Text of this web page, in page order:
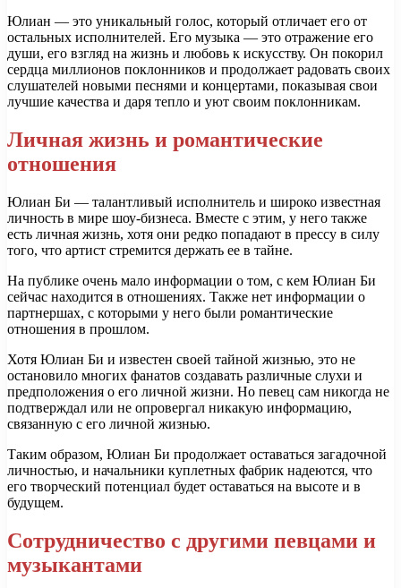
Юлиан — это уникальный голос, который отличает его от
остальных исполнителей. Его музыка — это отражение его
души, его взгляд на жизнь и любовь к искусству. Он покорил
сердца миллионов поклонников и продолжает радовать своих
слушателей новыми песнями и концертами, показывая свои
лучшие качества и даря тепло и уют своим поклонникам.
Личная жизнь и романтические
отношения
Юлиан Би — талантливый исполнитель и широко известная
личность в мире шоу-бизнеса. Вместе с этим, у него также
есть личная жизнь, хотя они редко попадают в прессу в силу
того, что артист стремится держать ее в тайне.
На публике очень мало информации о том, с кем Юлиан Би
сейчас находится в отношениях. Также нет информации о
партнершах, с которыми у него были романтические
отношения в прошлом.
Хотя Юлиан Би и известен своей тайной жизнью, это не
остановило многих фанатов создавать различные слухи и
предположения о его личной жизни. Но певец сам никогда не
подтверждал или не опровергал никакую информацию,
связанную с его личной жизнью.
Таким образом, Юлиан Би продолжает оставаться загадочной
личностью, и начальники куплетных фабрик надеются, что
его творческий потенциал будет оставаться на высоте и в
будущем.
Сотрудничество с другими певцами и
музыкантами